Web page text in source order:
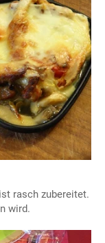
rasch zubereitet.
wird.